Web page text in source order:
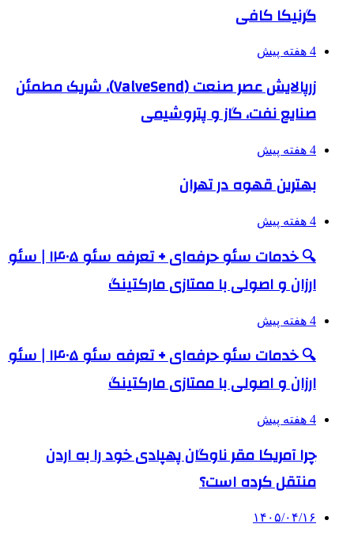
گرنیکا کافی
4 هفته پیش
زرپالایش عصر صنعت (ValveSend)، شریک مطمئن
صنایع نفت، گاز و پتروشیمی
4 هفته پیش
بهترین قهوه در تهران
4 هفته پیش
🔍 خدمات سئو حرفه‌ای + تعرفه سئو ۱۴۰۵ | سئو
ارزان و اصولی با ممتازی مارکتینگ
4 هفته پیش
🔍 خدمات سئو حرفه‌ای + تعرفه سئو ۱۴۰۵ | سئو
ارزان و اصولی با ممتازی مارکتینگ
4 هفته پیش
چرا آمریکا مقر ناوگان پهپادی خود را به اردن
منتقل کرده است؟
۱۴۰۵/۰۴/۱۶